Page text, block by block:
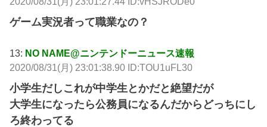
ゲーム実況者って職業なの？
13: NO NAME@ニンテンドーニュース速報
2020/08/31(月) 23:01:38.90 ID:TOU1uFL30
小学生だしこれが中学生とかだと絶望だが
大学生になったら公務員になるんだからどっちにし
ろ終わってる